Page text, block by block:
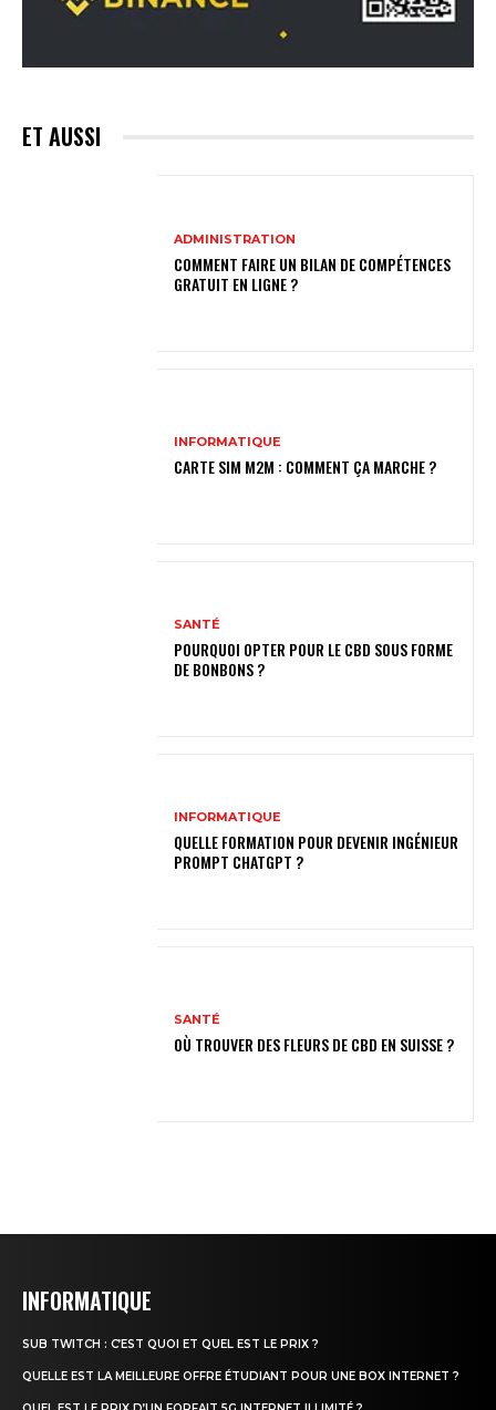
ET AUSSI
ADMINISTRATION
COMMENT FAIRE UN BILAN DE COMPÉTENCES
GRATUIT EN LIGNE ?
INFORMATIQUE
CARTE SIM M2M : COMMENT ÇA MARCHE ?
SANTÉ
POURQUOI OPTER POUR LE CBD SOUS FORME
DE BONBONS ?
INFORMATIQUE
QUELLE FORMATION POUR DEVENIR INGÉNIEUR
PROMPT CHATGPT ?
SANTÉ
OÙ TROUVER DES FLEURS DE CBD EN SUISSE ?
INFORMATIQUE
SUB TWITCH : C’EST QUOI ET QUEL EST LE PRIX ?
QUELLE EST LA MEILLEURE OFFRE ÉTUDIANT POUR UNE BOX INTERNET ?